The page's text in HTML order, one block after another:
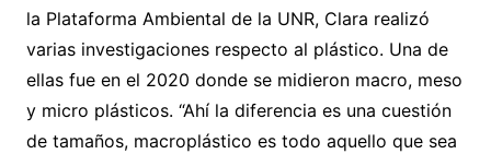
la Plataforma Ambiental de la UNR, Clara realizó
varias investigaciones respecto al plástico. Una de
ellas fue en el 2020 donde se midieron macro, meso
y micro plásticos. “Ahí la diferencia es una cuestión
de tamaños, macroplástico es todo aquello que sea